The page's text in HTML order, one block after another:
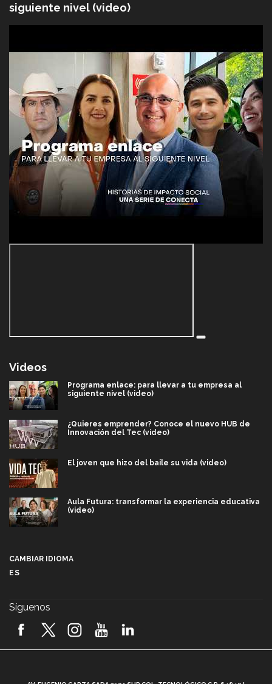
siguiente nivel (video)
Videos
Programa enlace: para llevar a tu empresa al
siguiente nivel (video)
¿Quieres emprender? Conoce el nuevo HUB de
Innovación del Tec (video)
El joven que hizo del baile su vida (video)
Aula Futura: transformar la experiencia educativa
(video)
2026! (video)
CAMBIAR IDIOMA
ES
Síguenos